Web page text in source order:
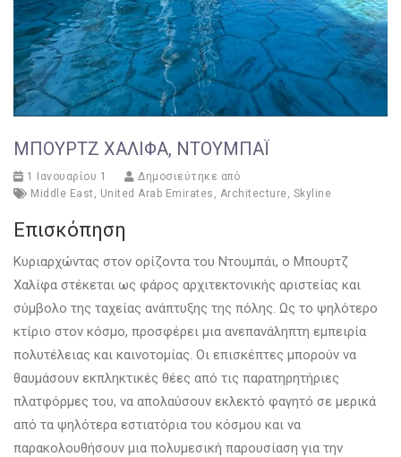
ΜΠΟΥΡΤΖ ΧΑΛΊΦΑ, ΝΤΟΥΜΠΆΙ
1 Ιανουαρίου 1
Δημοσιεύτηκε από
Middle East
United Arab Emirates Architecture Skyline
Επισκόπηση
Κυριαρχώντας στον ορίζοντα του Ντουμπάι, ο Μπουρτζ
Χαλίφα στέκεται ως φάρος αρχιτεκτονικής αριστείας και
σύμβολο της ταχείας ανάπτυξης της πόλης. Ως το ψηλότερο
κτίριο στον κόσμο, προσφέρει μια ανεπανάληπτη εμπειρία
πολυτέλειας και καινοτομίας. Οι επισκέπτες μπορούν να
θαυμάσουν εκπληκτικές θέες από τις παρατηρητήριες
πλατφόρμες του, να απολαύσουν εκλεκτό φαγητό σε μερικά
από τα ψηλότερα εστιατόρια του κόσμου και να
παρακολουθήσουν μια πολυμεσική παρουσίαση για την